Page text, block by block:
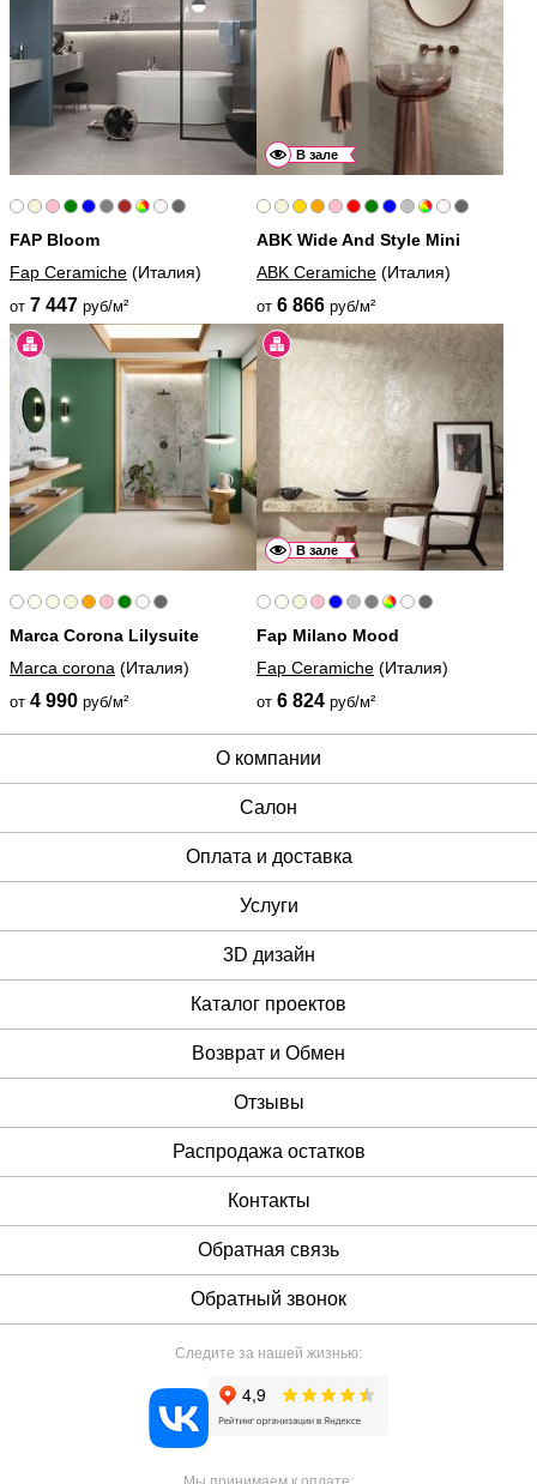
FAP Bloom
Fap Ceramiche (Италия)
от 7 447 руб/м²
В зале
ABK Wide And Style Mini
ABK Ceramiche (Италия)
от 6 866 руб/м²
Marca Corona Lilysuite
Marca corona (Италия)
от 4 990 руб/м²
В зале
Fap Milano Mood
Fap Ceramiche (Италия)
от 6 824 руб/м²
О компании
Cалон
Оплата и доставка
Услуги
3D дизайн
Каталог проектов
Возврат и Обмен
Отзывы
Распродажа остатков
Контакты
Обратная связь
Обратный звонок
Следите за нашей жизнью: